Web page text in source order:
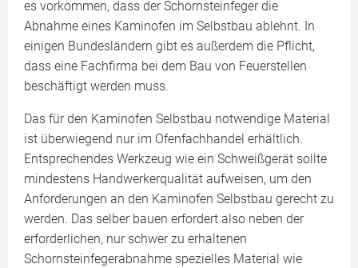
es vorkommen, dass der Schorn­steinfeger die
Abnahme eines Kaminofen im Selbstbau ablehnt. In
einigen Bundesländern gibt es außerdem die Pflicht,
dass eine Fachfirma bei dem Bau von Feuerstellen
beschäftigt werden muss.
Das für den Kaminofen Selbstbau notwendige Material
ist überwiegend nur im Ofenfachhandel erhältlich.
Entsprechendes Werkzeug wie ein Schweißgerät sollte
mindestens Handwerkerqualität aufweisen, um den
Anforderungen an den Kaminofen Selbstbau gerecht zu
werden. Das selber bauen erfordert also neben der
erforderlichen, nur schwer zu erhaltenen
Schornsteinfegerabnahme spezielles Material wie